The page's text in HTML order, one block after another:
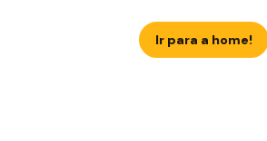
Ir para a home!